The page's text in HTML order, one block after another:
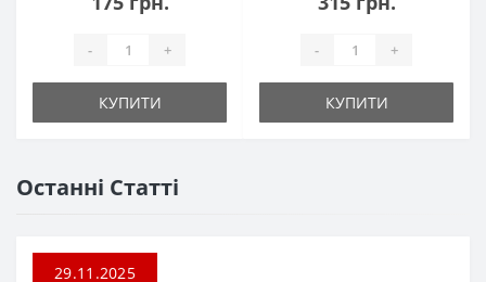
- +
КУПИТИ
- +
КУПИТИ
Останні Статті
29.11.2025